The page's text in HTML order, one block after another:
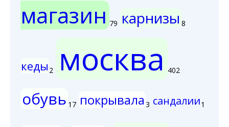
магазин 79 карнизы 8
кеды 2 москва 402
обувь 17 покрывала 3 сандалии1